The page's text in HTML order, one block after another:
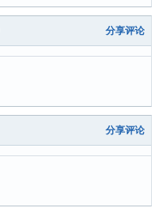
分享评论
分享评论